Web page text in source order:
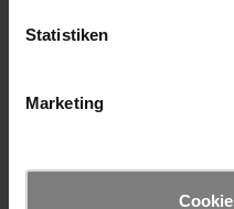
Statistiken
Marketing